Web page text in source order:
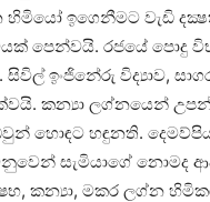
ඉගෙනීමට වැඩි
පෙන්වයි. රජයේ පොදු
ඉංජිනේරු විද්‍යාව, සාගර
කන්‍යා ලග්නයෙන්
හොඳට හඳුනති.
සැමියාගේ නොමද
කන්‍යා, මකර ලග්න